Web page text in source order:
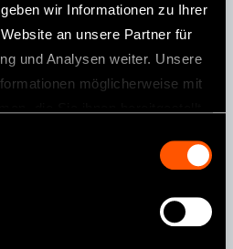
wir Informationen zu Ihrer
an unsere Partner für
und Analysen weiter. Unsere
möglicherweise mit
BESTELLCODE:
P434051